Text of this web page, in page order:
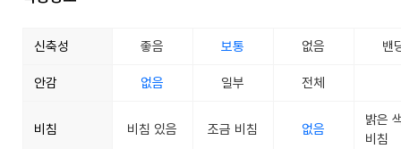
신축성 좋음 보통 없음 밴
안감 없음 일부 전체
비침 비침 있음 조금 비침 없음
밝은
비침